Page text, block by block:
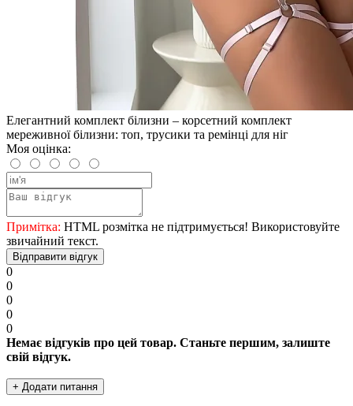
Елегантний комплект білизни – корсетний комплект
мереживної білизни: топ, трусики та ремінці для ніг
Моя оцінка:
Примітка: HTML розмітка не підтримується! Використовуйте
звичайний текст.
Відправити відгук
0
0
0
0
0
Немає відгуків про цей товар. Станьте першим, залиште
свій відгук.
+ Додати питання